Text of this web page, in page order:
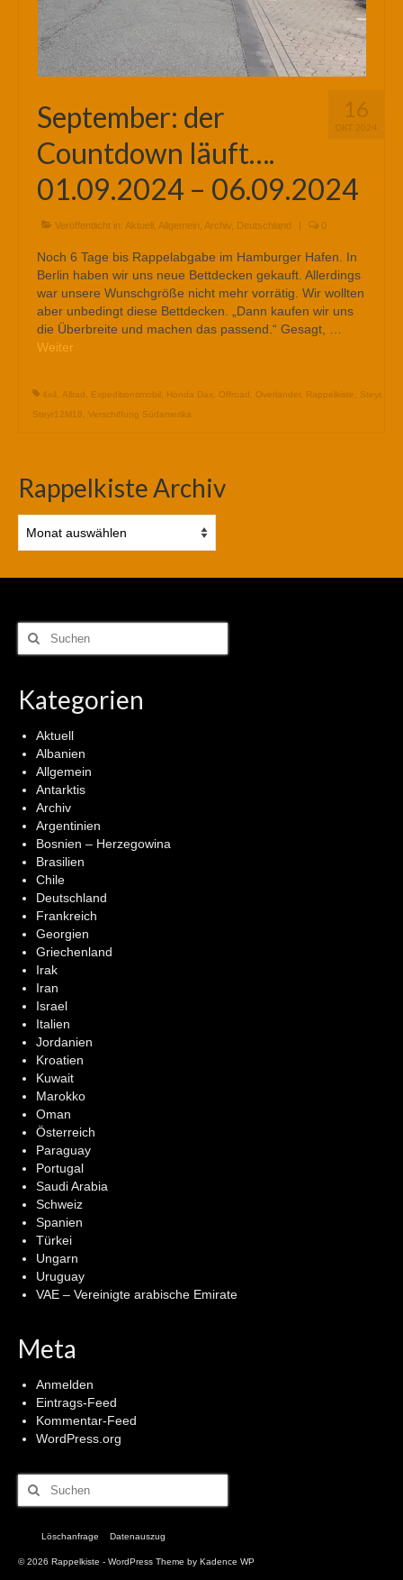
16
OKT. 2024
September: der
Countdown läuft….
01.09.2024 – 06.09.2024
Veröffentlicht in: Aktuell Allgemein Archiv Deutschland | 0
Noch 6 Tage bis Rappelabgabe im Hamburger Hafen. In
Berlin haben wir uns neue Bettdecken gekauft. Allerdings
war unsere Wunschgröße nicht mehr vorrätig. Wir wollten
aber unbedingt diese Bettdecken. „Dann kaufen wir uns
die Überbreite und machen das passend.“ Gesagt, …
Weiter
4x4 Allrad Expeditionsmobil Honda Dax Offroad Overlander, Rappelkiste Steyr,
Steyr12M18
Verschiffung Südamerika
Rappelkiste Archiv
Archiv
Suchen
nach:
Kategorien
Aktuell
Albanien
Allgemein
Antarktis
Archiv
Argentinien
Bosnien – Herzegowina
Brasilien
Chile
Deutschland
Frankreich
Georgien
Griechenland
Irak
Iran
Israel
Italien
Jordanien
Kroatien
Kuwait
Marokko
Oman
Österreich
Paraguay
Portugal
Saudi Arabia
Schweiz
Spanien
Türkei
Ungarn
Uruguay
VAE – Vereinigte arabische Emirate
Meta
Anmelden
Eintrags-Feed
Kommentar-Feed
WordPress.org
Suchen
nach:
Löschanfrage Datenauszug
© 2026 Rappelkiste - WordPress Theme by Kadence WP